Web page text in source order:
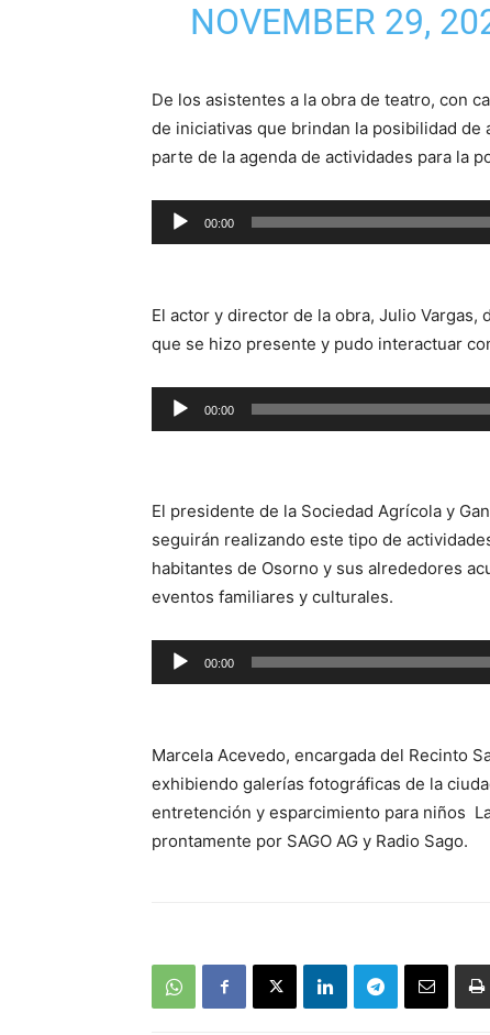
NOVEMBER 29,
De los asistentes a la obra de teatro, con
de iniciativas que brindan la posibilidad de
parte de la agenda de actividades para la
Reproductor
de
00:00
El actor y director de la obra, Julio
que se hizo presente y pudo interactuar
Reproductor
de
00:00
El presidente de la Sociedad Agrícola y
seguirán realizando este tipo de
habitantes de Osorno y sus alrededores
eventos familiares y culturales.
Reproductor
de
00:00
Marcela Acevedo, encargada del Recinto
exhibiendo galerías fotográficas de la
entretención y esparcimiento para niños
prontamente por SAGO AG y Radio Sago.